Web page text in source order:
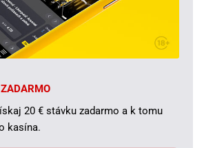
20 € stávku zadarmo a k tomu
kasína.